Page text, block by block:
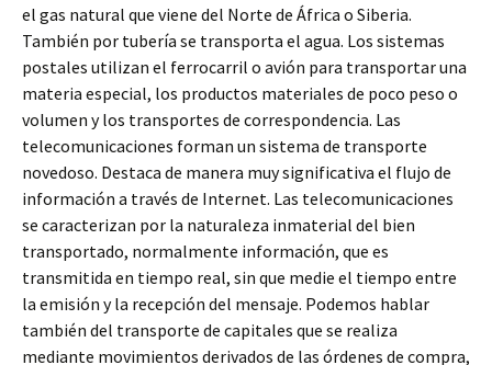
el gas natural que viene del Norte de África o Siberia.
También por tubería se transporta el agua. Los sistemas
postales utilizan el ferrocarril o avión para transportar una
materia especial, los productos materiales de poco peso o
volumen y los transportes de correspondencia. Las
telecomunicaciones forman un sistema de transporte
novedoso. Destaca de manera muy significativa el flujo de
información a través de Internet. Las telecomunicaciones
se caracterizan por la naturaleza inmaterial del bien
transportado, normalmente información, que es
transmitida en tiempo real, sin que medie el tiempo entre
la emisión y la recepción del mensaje. Podemos hablar
también del transporte de capitales que se realiza
mediante movimientos derivados de las órdenes de compra,